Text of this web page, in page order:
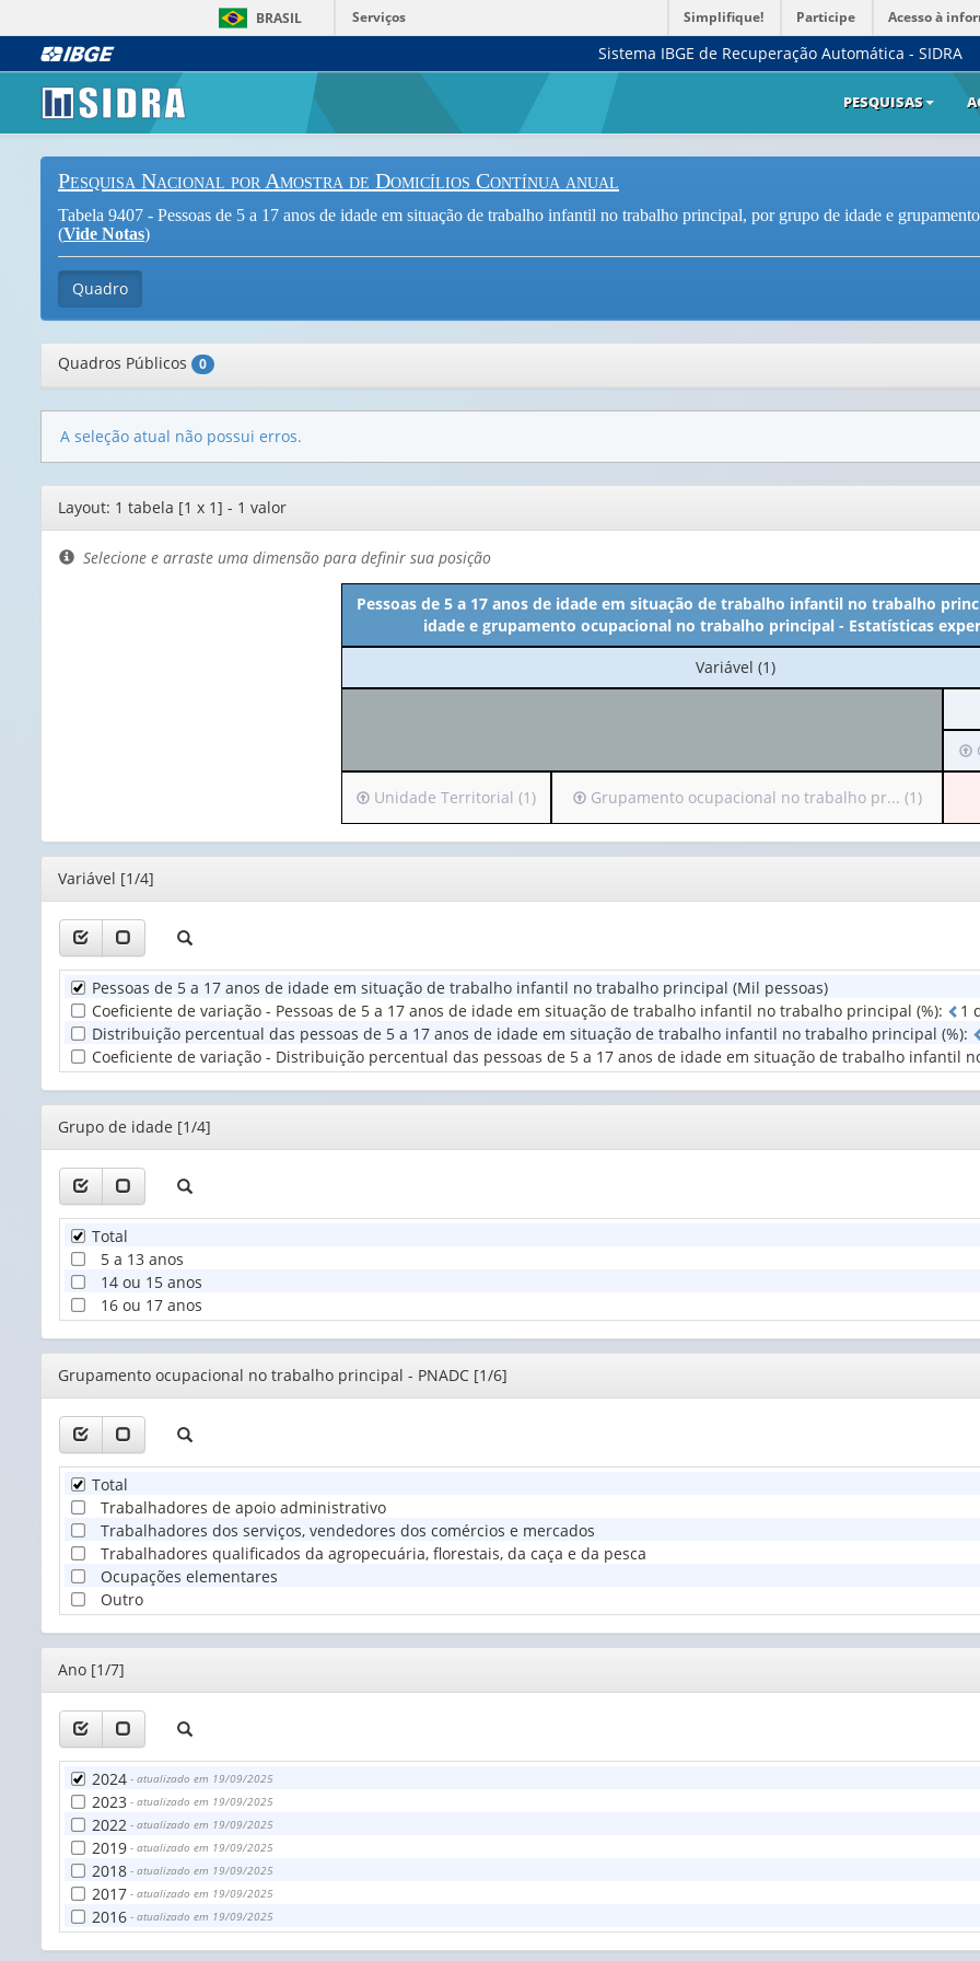
BRASIL Serviços Simplifique! Participe Acesso à
Sistema IBGE de Recuperação Automática - SIDRA
PESQUISAS
Pesquisa Nacional por Amostra de Domicílios Contínua anual
Tabela 9407 - Pessoas de 5 a 17 anos de idade em situação de trabalho infantil no trabalho principal, por grupo de idade e
(Vide Notas)
Quadro
Quadros Públicos 0
A seleção atual não possui erros.
Editor
de
layout
Layout: 1 tabela [1 x 1] - 1 valor
Selecione e arraste uma dimensão para definir sua posição
Pessoas de 5 a 17 anos de idade em situação de trabalho infantil no trabalho
idade e grupamento ocupacional no trabalho principal - Estatísticas
No
cabeçalho:
Variável (1)
Irá
de
(1)
Irá
para
o
cabeçalho
apenas
Unidade
Territorial
(1)
Unidade Territorial (1)
Irá
para
o
cabeçalho
apenas
Grupamento
ocupacional
no
trabalho
(1)
Grupamento ocupacional no trabalho pr... (1)
Editor
Variável [1/4]
Pessoas de 5 a 17 anos de idade em situação de trabalho infantil no trabalho principal (Mil pessoas)
Coeficiente de variação - Pessoas de 5 a 17 anos de idade em situação de trabalho infantil no trabalho principal (%): 1
Distribuição percentual das pessoas de 5 a 17 anos de idade em situação de trabalho infantil no trabalho principal (%):
Coeficiente de variação - Distribuição percentual das pessoas de 5 a 17 anos de idade em situação de trabalho infantil
Editor
Grupo de idade [1/4]
Total
5 a 13 anos
14 ou 15 anos
16 ou 17 anos
Editor
Grupamento ocupacional no trabalho principal - PNADC [1/6]
Total
Trabalhadores de apoio administrativo
Trabalhadores dos serviços, vendedores dos comércios e mercados
Trabalhadores qualificados da agropecuária, florestais, da caça e da pesca
Ocupações elementares
Outro
Editor
Ano [1/7]
2024 - atualizado em 19/09/2025
2023 - atualizado em 19/09/2025
2022 - atualizado em 19/09/2025
2019 - atualizado em 19/09/2025
2018 - atualizado em 19/09/2025
2017 - atualizado em 19/09/2025
2016 - atualizado em 19/09/2025